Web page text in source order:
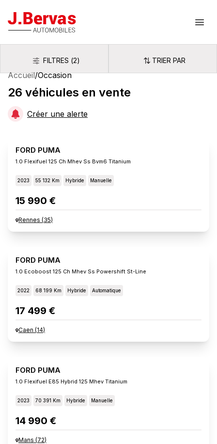
J.Bervas
FiltresFILTRES (2) Trier par
TRIER PAR
Accueil/Occasion
26 véhicules en vente
Créer une alerte
FORD PUMA
1.0 Flexifuel 125 Ch Mhev Ss Bvm6 Titanium
2023 55 132 Km Hybride Manuelle
15 990 €
Rennes (35)
FORD PUMA
1.0 Ecoboost 125 Ch Mhev Ss Powershift St-Line
2022 68 199 Km Hybride Automatique
17 499 €
Caen (14)
FORD PUMA
1.0 Flexifuel E85 Hybrid 125 Mhev Titanium
2023 70 391 Km Hybride Manuelle
14 990 €
Mans (72)